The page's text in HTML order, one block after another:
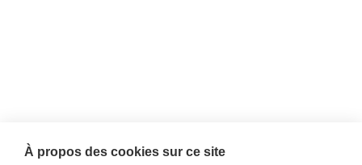
À propos des cookies sur ce site